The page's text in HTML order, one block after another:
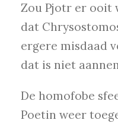
Zou Pjotr er ooit
dat
ergere misdaad
dat is niet
De homofobe
Poetin weer